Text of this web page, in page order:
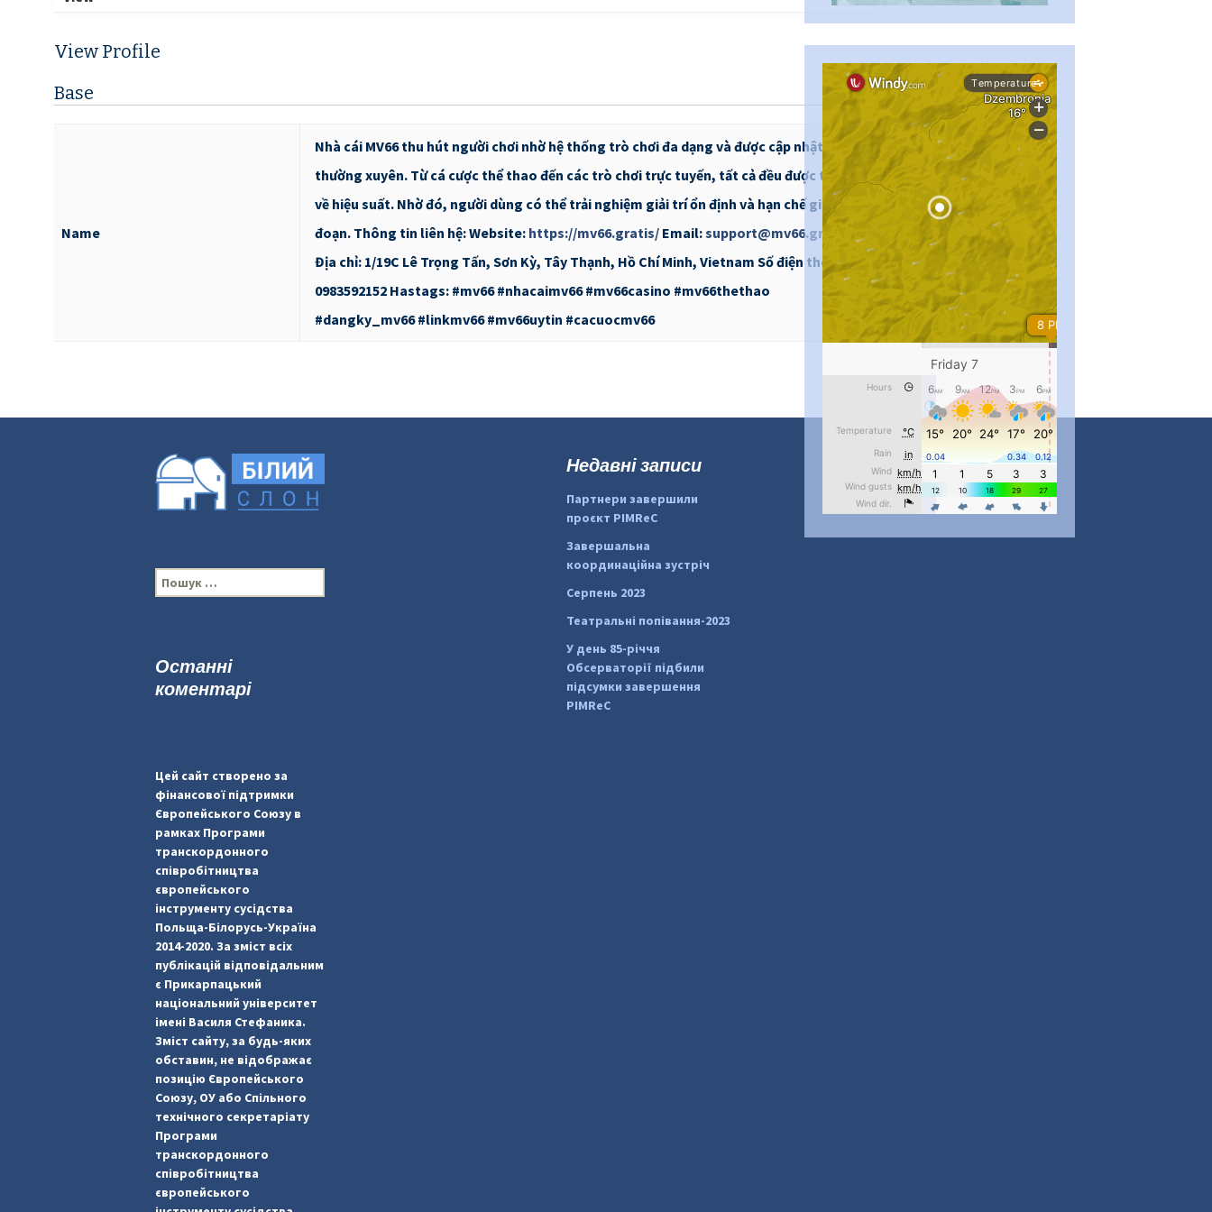
View Profile
Base
Name
Nhà cái MV66 thu hút người chơi nhờ hệ thống trò chơi đa dạng và được cập nhật
thường xuyên. Từ cá cược thể thao đến các trò chơi trực tuyến, tất cả đều được tối ưu
về hiệu suất. Nhờ đó, người dùng có thể trải nghiệm giải trí ổn định và hạn chế gián
đoạn. Thông tin liên hệ: Website: https://mv66.gratis/ Email:support@mv66.gratis
Địa chỉ: 1/19C Lê Trọng Tấn, Sơn Kỳ, Tây Thạnh, Hồ Chí Minh, Vietnam Số điện thoại:
0983592152 Hastags: #mv66 #nhacaimv66 #mv66casino #mv66thethao
#dangky_mv66 #linkmv66 #mv66uytin #cacuocmv66
#PipIvanToday...
pimrec_project
#PipIvanToday...
pimrec_project
П
о
:
Недавні записи
Партнери завершили
проєкт PIMReC
Завершальна
координаційна зустріч
Серпень 2023
Театральні попівання-2023
У день 85-річчя
Обсерваторії підбили
підсумки завершення
PIMReC
Останні
коментарі
Цей сайт створено за
фінансової підтримки
Європейського Союзу в
рамках Програми
транскордонного
співробітництва
європейського
інструменту сусідства
Польща-Білорусь-Україна
2014-2020. За зміст всіх
публікацій відповідальним
є Прикарпацький
національний університет
імені Василя Стефаника.
Зміст сайту, за будь-яких
обставин, не відображає
позицію Європейського
Союзу, ОУ або Спільного
технічного секретаріату
Програми
транскордонного
співробітництва
європейського